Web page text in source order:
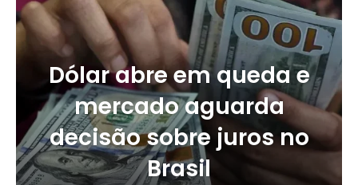
Dólar abre em queda e
mercado aguarda
decisão sobre juros no
Brasil